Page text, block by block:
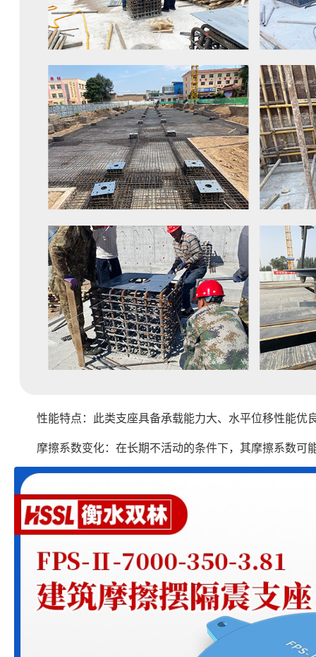
性能特点：此类支座具备承载能力大、水平位移性能优
摩擦系数变化：在长期不活动的条件下，其摩擦系数可